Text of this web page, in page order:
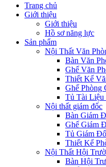
Trang chủ
Giới thiệu
Giới thiệu
Hồ sơ năng lực
Sản phẩm
Nội Thất Văn
Bàn Văn
Ghế Văn
Thiết Kế
Ghế Phòng
Tủ Tài Liệu
Nội thất giám đốc
Bàn Giám
Ghế Giám
Tủ Giám
Thiết Kế
Nội Thất Hội
Bàn Hội